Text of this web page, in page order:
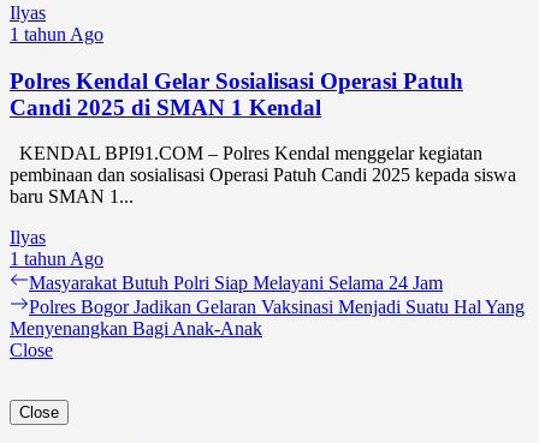
Ilyas
1 tahun Ago
Polres Kendal Gelar Sosialisasi Operasi Patuh
Candi 2025 di SMAN 1 Kendal
KENDAL BPI91.COM – Polres Kendal menggelar kegiatan
pembinaan dan sosialisasi Operasi Patuh Candi 2025 kepada siswa
baru SMAN 1...
Ilyas
1 tahun Ago
Navigasi
pos
Previous
post:
Masyarakat Butuh Polri Siap Melayani Selama 24 Jam
Next
post:
Polres Bogor Jadikan Gelaran Vaksinasi Menjadi Suatu Hal Yang
Menyenangkan Bagi Anak-Anak
Close
Close